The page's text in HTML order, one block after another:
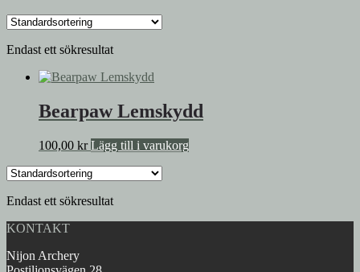
Endast ett sökresultat
Bearpaw Lemskydd
100,00 kr Lägg till i varukorg
Endast ett sökresultat
KONTAKT
Nijon Archery